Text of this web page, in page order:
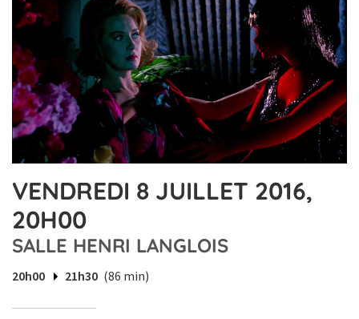
VENDREDI 8 JUILLET 2016,
20H00
SALLE HENRI LANGLOIS
20h00 21h30 (86 min)